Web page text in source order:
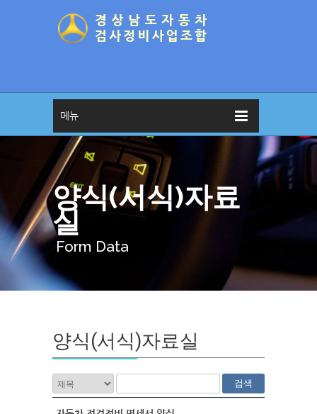
메뉴
양식(서식)자료
실
Form Data
양식(서식)자료실
검색